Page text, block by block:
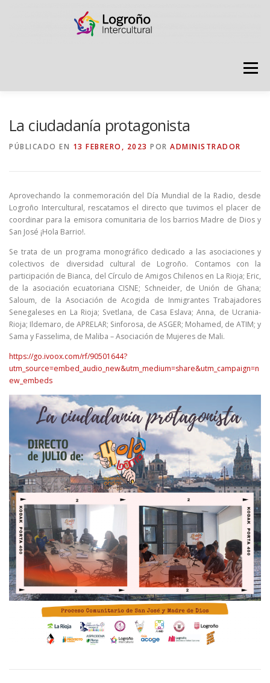
Menú
GRADÚATE EN CONVIVENCIA CAMPAÑAS
RECURSOS PUNTO DE ACOGIDA
La ciudadanía protagonista
PÚBLICADO EN 13 FEBRERO, 2023 POR ADMINISTRADOR
Aprovechando la conmemoración del Día Mundial de la Radio, desde
Logroño Intercultural, rescatamos el directo que tuvimos el placer de
coordinar para la emisora comunitaria de los barrios Madre de Dios y
San José ¡Hola Barrio!.
Se trata de un programa monográfico dedicado a las asociaciones y
colectivos de diversidad cultural de Logroño. Contamos con la
participación de Bianca, del Círculo de Amigos Chilenos en La Rioja; Eric,
de la asociación ecuatoriana CISNE; Schneider, de Unión de Ghana;
Saloum, de la Asociación de Acogida de Inmigrantes Trabajadores
Senegaleses en La Rioja; Svetlana, de Casa Eslava; Anna, de Ucrania-
Rioja; Ildemaro, de APRELAR; Sinforosa, de ASGER; Mohamed, de ATIM; y
Sama y Fasselima, de Maliba – Asociación de Mujeres de Mali.
https://go.ivoox.com/rf/90501644?
utm_source=embed_audio_new&utm_medium=share&utm_campaign=n
ew_embeds